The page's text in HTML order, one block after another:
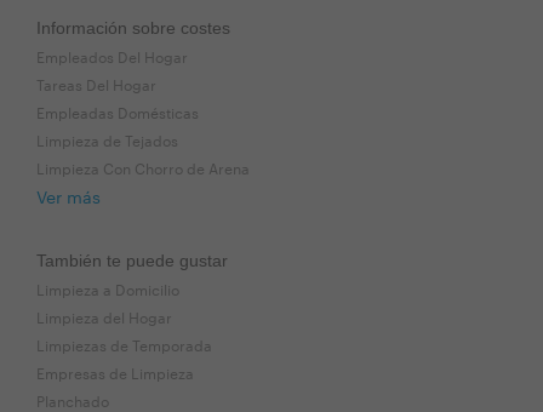
Información sobre costes
Empleados Del Hogar
Tareas Del Hogar
Empleadas Domésticas
Limpieza de Tejados
Limpieza Con Chorro de Arena
Ver más
También te puede gustar
Limpieza a Domicilio
Limpieza del Hogar
Limpiezas de Temporada
Empresas de Limpieza
Planchado